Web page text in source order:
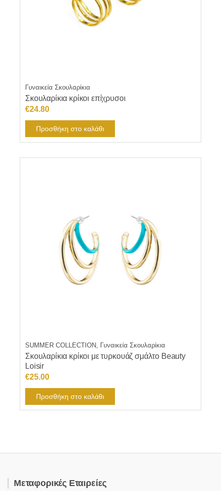
Γυναικεία Σκουλαρίκια
Σκουλαρίκια κρίκοι επίχρυσοι
€24.80
Προσθήκη στο καλάθι
SUMMER COLLECTION, Γυναικεία Σκουλαρίκια
Σκουλαρίκια κρίκοι με τυρκουάζ σμάλτο Beauty
Loisir
€25.00
Προσθήκη στο καλάθι
Μεταφορικές Εταιρείες